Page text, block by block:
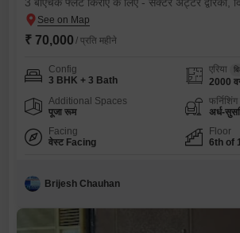
₹ 70,000 / प्रति महीने
Config
3 BHK + 3 Bath
एरिया
2000
Additional Spaces
पूजा रूम
फर्निशिंग
अर्ध-
Facing
वेस्ट Facing
Floor
6th of
Brijesh Chauhan